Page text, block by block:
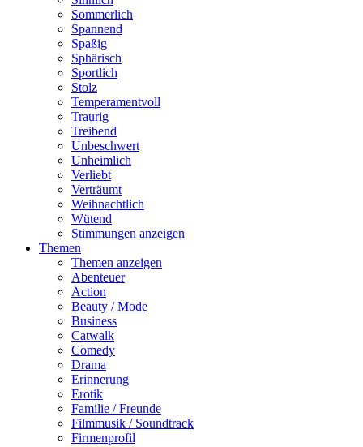
Sommerlich
Spannend
Spaßig
Sphärisch
Sportlich
Stolz
Temperamentvoll
Traurig
Treibend
Unbeschwert
Unheimlich
Verliebt
Verträumt
Weihnachtlich
Wütend
Stimmungen anzeigen
Themen
Themen anzeigen
Abenteuer
Action
Beauty / Mode
Business
Catwalk
Comedy
Drama
Erinnerung
Erotik
Familie / Freunde
Filmmusik / Soundtrack
Firmenprofil